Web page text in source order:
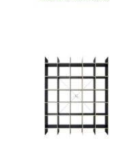
Konferenztische
Kindertische
Gartentische
Servierwagen